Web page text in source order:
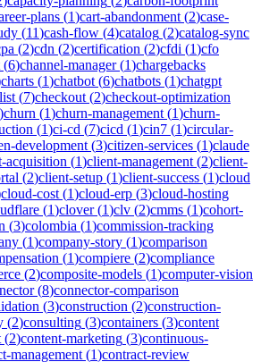
plans (1)cart-abandonment (2)case-
(11)cash-flow (4)catalog (2)catalog-sync
(2)cdn (2)certification (2)cfdi (1)cfo
(6)channel-manager(1)chargebacks
charts (1)chatbot (6)chatbots (1)chatgpt
(7)checkout (2)checkout-optimization
)churn (1)churn-management (1)churn-
(1)ci-cd (7)cicd (1)cin7 (1)circular-
development (3)citizen-services (1)claude
acquisition (1)client-management (2)client-
(2)client-setup (1)client-success (1)cloud
cloud-cost (1)cloud-erp (3)cloud-hosting
(1)clover(1)clv (2)cmms (1)cohort-
(3)colombia (1)commission-tracking
(1)company-story (1)comparison
(1)compiere (2)compliance
(2)composite-models (1)computer-vision
(8)connector-comparison
(3)construction (2)construction-
(2)consulting (3)containers (3)content
(2)content-marketing (3)continuous-
management (1)contract-review